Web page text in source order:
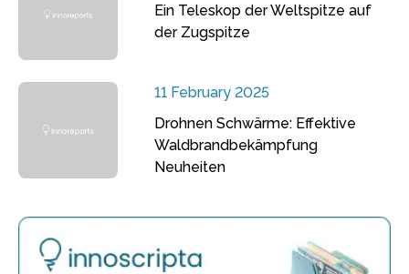
Ein Teleskop der Weltspitze auf
der Zugspitze
11 February 2025
Drohnen Schwärme: Effektive
Waldbrandbekämpfung
Neuheiten